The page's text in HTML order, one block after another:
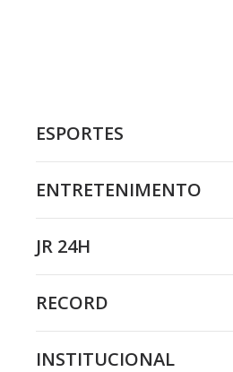
ESPORTES
ENTRETENIMENTO
JR 24H
RECORD
INSTITUCIONAL